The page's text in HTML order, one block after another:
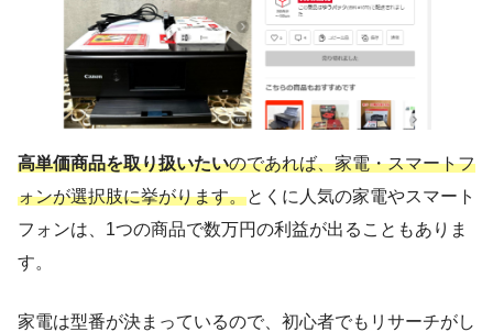
高単価商品を取り扱いたいのであれば、家電・スマートフ
ォンが選択肢に挙がります。とくに人気の家電やスマート
フォンは、1つの商品で数万円の利益が出ることもありま
す。
家電は型番が決まっているので、初心者でもリサーチがし